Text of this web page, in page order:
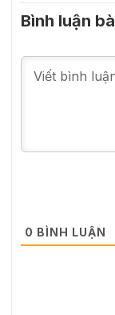
Bình luận
0 BÌNH LUẬN